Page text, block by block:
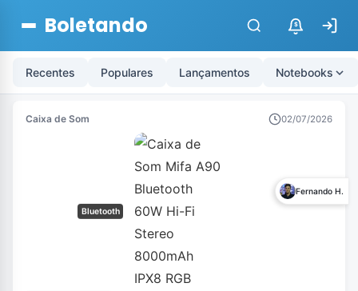
Boletando $
Recentes Populares Lançamentos Notebooks
Caixa de Som 02/07/2026
Bluetooth
Fernando H.